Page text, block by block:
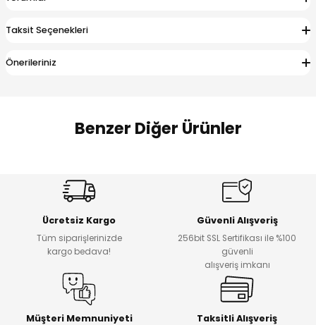
Taksit Seçenekleri
Önerileriniz
Benzer Diğer Ürünler
Dantelya Kız Çocuk Tişört
Puba Unisex Kot 3’lü Takım
Urban Kız Çocuk Süveterli Tunik Gömlek Navi Kız Çocuk Kot Pantolon
Ücretsiz Kargo
Tüm siparişlerinizde
kargo bedava!
Güvenli Alışveriş
256bit SSL Sertifikası ile %100
güvenli
alışveriş imkanı
Müşteri Memnuniyeti Taksitli Alışveriş